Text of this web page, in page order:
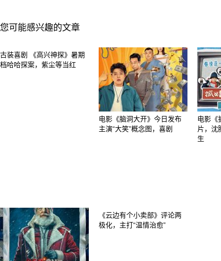
您可能感兴趣的文章
古装喜剧 《高兴神探》暑期
档哈哈探案，紫尘等当红
电影《脑洞大开》今日发布
主演“大笑”概念图，喜剧
电影《
片，沈
生
《云边有个小卖部》评论两
极化，主打“温情治愈”